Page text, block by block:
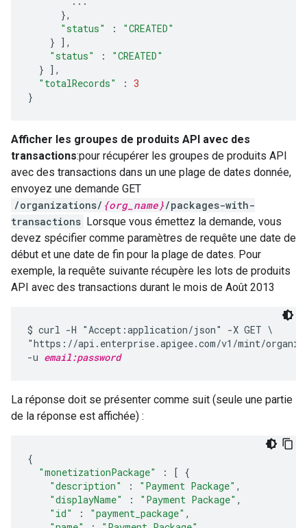
},
"status"
:
"CREATED"
} ],
"status"
:
"CREATED"
} ],
"totalRecords"
: 3
}
Afficher les groupes de produits API avec des
transactions:pour récupérer les groupes de produits API
avec des transactions dans un une plage de dates donnée,
envoyez une demande GET
/organizations/ {org_name}/packages-with-
transactions Lorsque vous émettez la demande, vous
devez spécifier comme paramètres de requête une date de
début et une date de fin pour la plage de dates. Pour
exemple, la requête suivante récupère les lots de produits
API avec des transactions durant le mois de Août 2013
$ curl -H "Accept:application/json" -X GET \
"https://api.enterprise.apigee.com/v1/mint/
-u email:password
La réponse doit se présenter comme suit (seule une partie
de la réponse est affichée) :
{
"monetizationPackage"
: [ {
"description"
: "Payment Package" ,
"displayName"
: "Payment Package" ,
"id"
: "payment_package" ,